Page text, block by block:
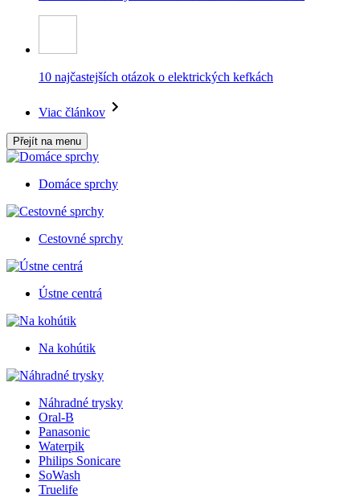
10 najčastejších otázok o elektrických kefkách
Viac článkov
Přejít na menu
Domáce sprchy
Cestovné sprchy
Ústne centrá
Na kohútik
Náhradné trysky
Oral-B
Panasonic
Waterpik
Philips Sonicare
SoWash
Truelife